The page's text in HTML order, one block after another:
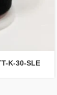
K-30-SLE